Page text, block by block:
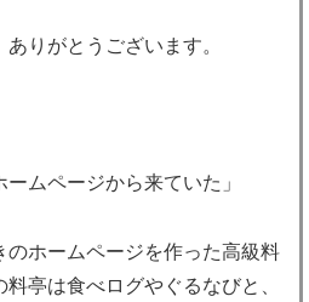
りがとうございます。
ームページから来ていた」
のホームページを作った高級料
亭は食べログやぐるなびと、